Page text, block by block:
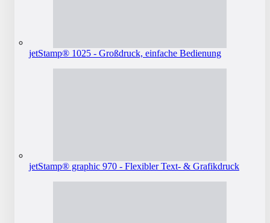
jetStamp® 1025 - Großdruck, einfache Bedienung
jetStamp® graphic 970 - Flexibler Text- & Grafikdruck